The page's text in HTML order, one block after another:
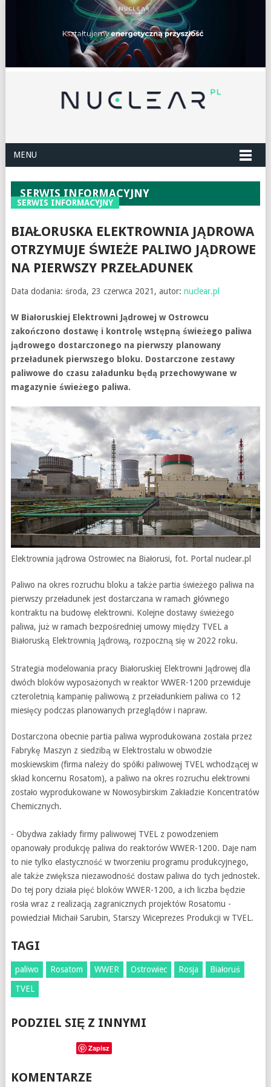
MENU
SERWIS INFORMACYJNY
BIAŁORUSKA ELEKTROWNIA JĄDROWA
OTRZYMUJE ŚWIEŻE PALIWO JĄDROWE
NA PIERWSZY PRZEŁADUNEK
Data dodania: środa, 23 czerwca 2021, autor: nuclear.pl
W Białoruskiej Elektrowni Jądrowej w Ostrowcu
zakończono dostawę i kontrolę wstępną świeżego paliwa
jądrowego dostarczonego na pierwszy planowany
przeładunek pierwszego bloku. Dostarczone zestawy
paliwowe do czasu załadunku będą przechowywane w
magazynie świeżego paliwa.
Elektrownia jądrowa Ostrowiec na Białorusi, fot. Portal nuclear.pl
Paliwo na okres rozruchu bloku a także partia świeżego paliwa na
pierwszy przeładunek jest dostarczana w ramach głównego
kontraktu na budowę elektrowni. Kolejne dostawy świeżego
paliwa, już w ramach bezpośredniej umowy między TVEL a
Białoruską Elektrownią Jądrową, rozpoczną się w 2022 roku.
Strategia modelowania pracy Białoruskiej Elektrowni Jądrowej dla
dwóch bloków wyposażonych w reaktor WWER-1200 przewiduje
czteroletnią kampanię paliwową z przeładunkiem paliwa co 12
miesięcy podczas planowanych przeglądów i napraw.
Dostarczona obecnie partia paliwa wyprodukowana została przez
Fabrykę Maszyn z siedzibą w Elektrostalu w obwodzie
moskiewskim (firma należy do spółki paliwowej TVEL wchodzącej w
skład koncernu Rosatom), a paliwo na okres rozruchu elektrowni
zostało wyprodukowane w Nowosybirskim Zakładzie Koncentratów
Chemicznych.
- Obydwa zakłady firmy paliwowej TVEL z powodzeniem
opanowały produkcję paliwa do reaktorów WWER-1200. Daje nam
to nie tylko elastyczność w tworzeniu programu produkcyjnego,
ale także zwiększa niezawodność dostaw paliwa do tych jednostek.
Do tej pory działa pięć bloków WWER-1200, a ich liczba będzie
rosła wraz z realizacją zagranicznych projektów Rosatomu -
powiedział Michaił Sarubin, Starszy Wiceprezes Produkcji w TVEL.
TAGI
paliwo Rosatom WWER Ostrowiec Rosja
Białoruś
TVEL
PODZIEL SIĘ Z INNYMI
Zapisz
KOMENTARZE
SERWIS INFORMACYJNY